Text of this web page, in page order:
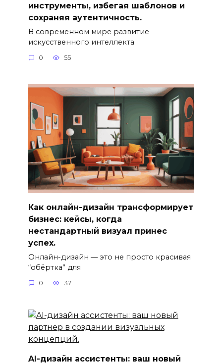
инструменты, избегая шаблонов и
сохраняя аутентичность.
В современном мире развитие
искусственного интеллекта
0 55
Как онлайн-дизайн трансформирует
бизнес: кейсы, когда
нестандартный визуал принес
успех.
Онлайн-дизайн — это не просто красивая
“обёртка” для
0 37
AI-дизайн ассистенты: ваш новый